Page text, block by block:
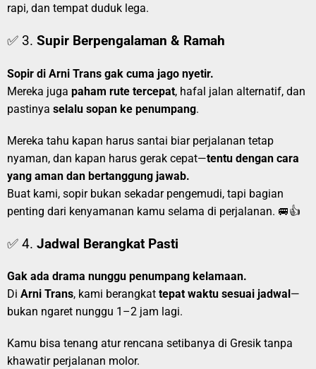
rapi, dan tempat duduk lega.
✅ 3. Supir Berpengalaman & Ramah
Sopir di Arni Trans gak cuma jago nyetir.
Mereka juga paham rute tercepat, hafal jalan alternatif, dan
pastinya selalu sopan ke penumpang.
Mereka tahu kapan harus santai biar perjalanan tetap
nyaman, dan kapan harus gerak cepat—tentu dengan cara
yang aman dan bertanggung jawab.
Buat kami, sopir bukan sekadar pengemudi, tapi bagian
penting dari kenyamanan kamu selama di perjalanan. 🚐👍
✅ 4. Jadwal Berangkat Pasti
Gak ada drama nunggu penumpang kelamaan.
Di Arni Trans, kami berangkat tepat waktu sesuai jadwal —
bukan ngaret nunggu 1–2 jam lagi.
Kamu bisa tenang atur rencana setibanya di Gresik tanpa
khawatir perjalanan molor.